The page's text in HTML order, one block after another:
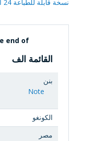
نسخة قابلة للطباعة 24 أبريل/نيسان 2017
end of
القائمة الف
بنن
Note
الكونغو
مصر